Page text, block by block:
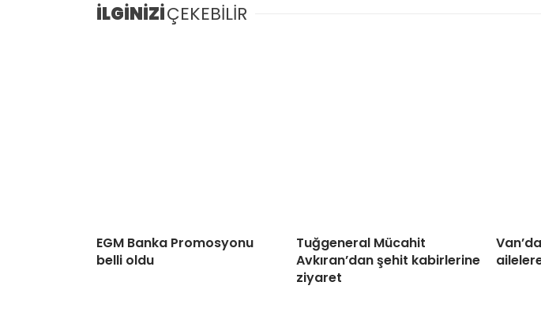
İLGİNİZİÇEKEBİLİR
EGM Banka Promosyonu
belli oldu
Tuğgeneral Mücahit
Avkıran’dan şehit kabirlerine
ziyaret